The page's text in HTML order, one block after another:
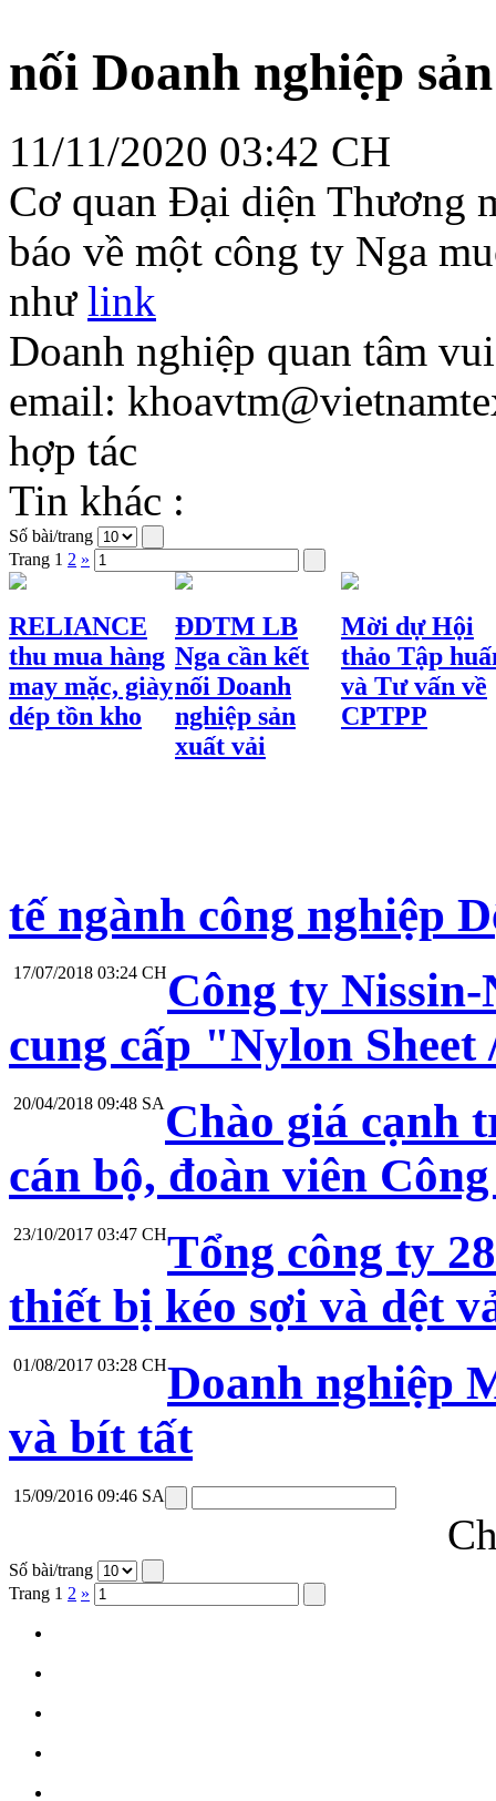
nối Doanh nghiệp
11/11/2020 03:42 CH
Cơ quan Đại diện Thương
báo về một công ty Nga
nhưlink
Doanh nghiệp quan tâm
email:
hợp tác
Tin khác :
Số bài/trang
Trang 1 2 »
RELIANCE
thu mua hàng
may mặc, giày
dép tồn kho
ĐDTM LB
Nga cần kết
nối Doanh
nghiệp sản
xuất vải
Mời dự Hội
thảo Tập
và Tư vấn về
CPTPP
tế ngành công nghiệp
17/07/2018 03:24 CHCông ty
cung cấp "Nylon Sheet
20/04/2018 09:48 SA Chào giá cạnh
cán bộ, đoàn viên
23/10/2017 03:47 CHTổng công ty
thiết bị kéo sợi và dệt
01/08/2017 03:28 CHDoanh nghiệp
và bít tất
15/09/2016 09:46 SA
Số bài/trang
Trang 1 2 »